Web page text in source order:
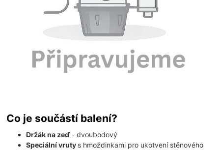
Co je součástí balení?
Držák na zeď- dvoubodový
Speciální vruty s hmoždinkami pro ukotvení stěnového